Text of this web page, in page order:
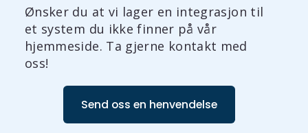
Ønsker du at vi lager en integrasjon til
et system du ikke finner på vår
hjemmeside. Ta gjerne kontakt med
oss!
Send oss en henvendelse